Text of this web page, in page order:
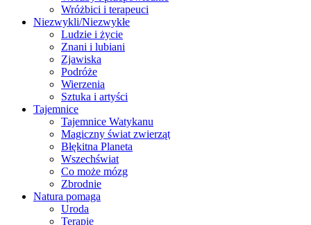
Wróżbici i terapeuci
Niezwykli/Niezwykłe
Ludzie i życie
Znani i lubiani
Zjawiska
Podróże
Wierzenia
Sztuka i artyści
Tajemnice
Tajemnice Watykanu
Magiczny świat zwierząt
Błękitna Planeta
Wszechświat
Co może mózg
Zbrodnie
Natura pomaga
Uroda
Terapie